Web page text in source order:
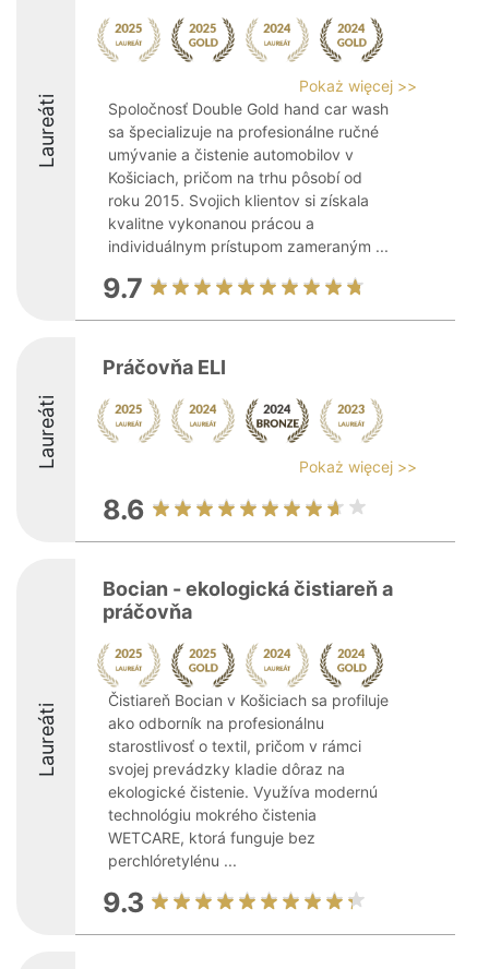
Laureáti
Pokaż więcej >>
Spoločnosť Double Gold hand car wash
sa špecializuje na profesionálne ručné
umývanie a čistenie automobilov v
Košiciach, pričom na trhu pôsobí od
roku 2015. Svojich klientov si získala
kvalitne vykonanou prácou a
individuálnym prístupom zameraným ...
9.7
Laureáti
Práčovňa ELI
Pokaż więcej >>
8.6
Laureáti
Bocian - ekologická čistiareň a
práčovňa
Čistiareň Bocian v Košiciach sa profiluje
ako odborník na profesionálnu
starostlivosť o textil, pričom v rámci
svojej prevádzky kladie dôraz na
ekologické čistenie. Využíva modernú
technológiu mokrého čistenia
WETCARE, ktorá funguje bez
perchlóretylénu ...
9.3